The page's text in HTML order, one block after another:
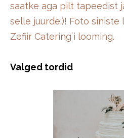
saatke aga pilt tapeedist
selle juurde:)! Foto
Zefiir Catering´i looming.
Valged tordid